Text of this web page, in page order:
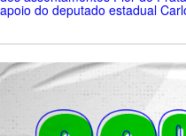
apoio do deputado estadual